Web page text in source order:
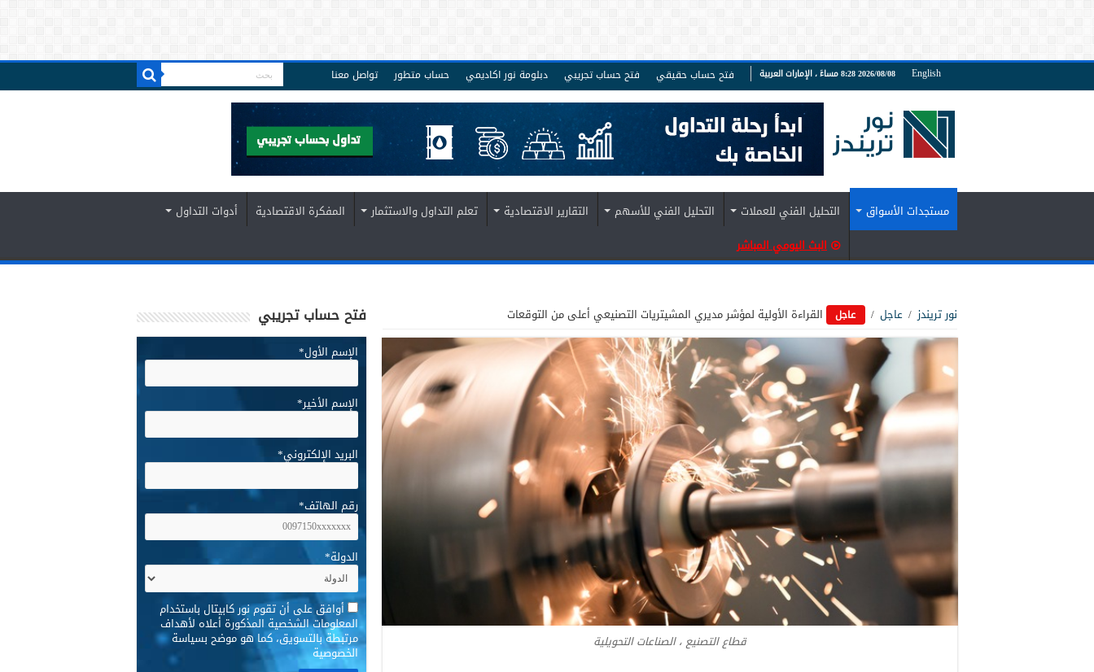
English 2026/08/08 8:28 مساءً ، الإمارات العربية فتح حساب حقيقي فتح حساب تجريبي دبلومة نور اكاديمي حساب متطور تواصل معنا
مستجدات الأسواق التحليل الفني للعملات التحليل الفني للأسهم التقارير الاقتصادية تعلم التداول والاستثمار المفكرة الاقتصادية
أدوات التداول
البث اليومي المباشر
نور تريندز / عاجل / عاجل القراءة الأولية لمؤشر مديري المشيتريات التصنيعي أعلى من التوقعات
قطاع التصنيع ، الصناعات التحويلية
فتح حساب تجريبي
الإسم الأول*
الإسم الأخير*
البريد الإلكتروني*
رقم الهاتف*
الدولة*
* أوافق على أن تقوم نور كابيتال باستخدام
المعلومات الشخصية المذكورة أعلاه لأهداف
مرتبطة بالتسويق، كما هو موضح بسياسة
الخصوصية